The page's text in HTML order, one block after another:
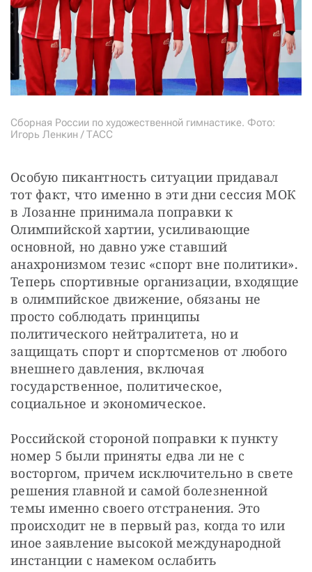
Сборная России по художественной гимнастике. Фото:
Игорь Ленкин / ТАСС
Особую пикантность ситуации придавал
тот факт, что именно в эти дни сессия МОК
в Лозанне принимала поправки к
Олимпийской хартии, усиливающие
основной, но давно уже ставший
анахронизмом тезис «спорт вне политики».
Теперь спортивные организации, входящие
в олимпийское движение, обязаны не
просто соблюдать принципы
политического нейтралитета, но и
защищать спорт и спортсменов от любого
внешнего давления, включая
государственное, политическое,
социальное и экономическое.
Российской стороной поправки к пункту
номер 5 были приняты едва ли не с
восторгом, причем исключительно в свете
решения главной и самой болезненной
темы именно своего отстранения. Это
происходит не в первый раз, когда то или
иное заявление высокой международной
инстанции с намеком ослабить